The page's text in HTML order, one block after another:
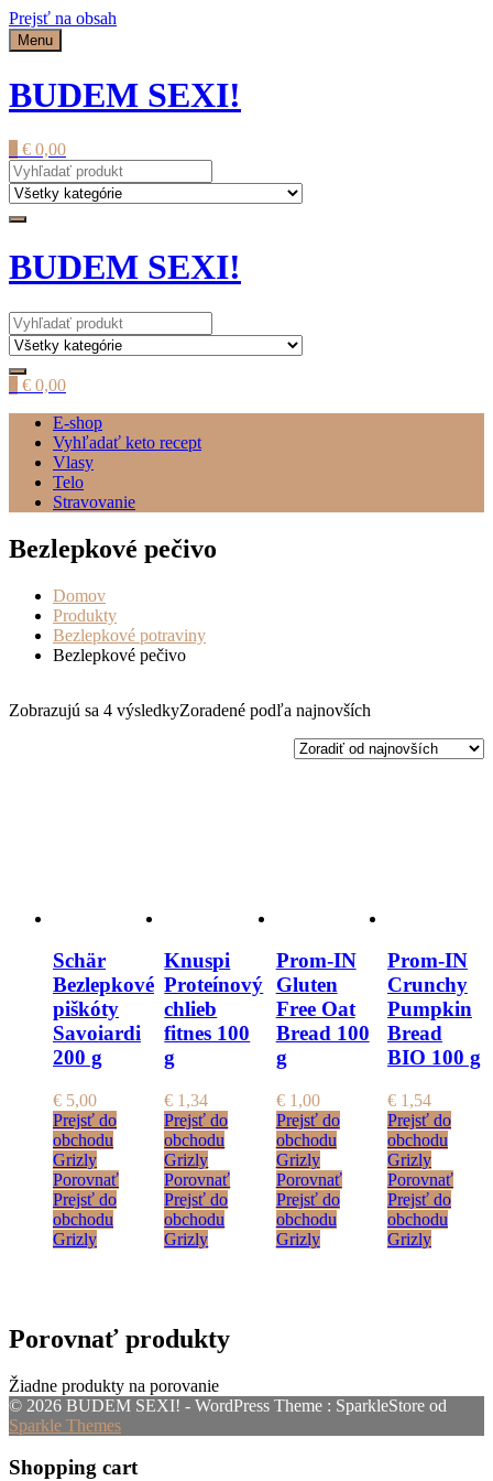
Prejsť na obsah
Menu
BUDEM SEXI!
€ 0,00
BUDEM SEXI!
€ 0,00
E-shop
Vyhľadať keto recept
Vlasy
Telo
Stravovanie
Bezlepkové pečivo
Domov
Produkty
Bezlepkové potraviny
Bezlepkové pečivo
Zobrazujú sa 4 výsledkyZoradené podľa najnovších
Schär
Bezlepkové
piškóty
Savoiardi
200 g
€ 5,00
Prejsť do
obchodu
Grizly
Porovnať
Prejsť do
obchodu
Grizly
Knuspi
Proteínový
chlieb
fitnes 100
g
€ 1,34
Prejsť do
obchodu
Grizly
Porovnať
Prejsť do
obchodu
Grizly
Prom-IN
Gluten
Free Oat
Bread 100
g
€1,00
Prejsť do
obchodu
Grizly
Porovnať
Prejsť do
obchodu
Grizly
Prom-IN
Crunchy
Pumpkin
Bread
BIO 100 g
€1,54
Prejsť do
obchodu
Grizly
Porovnať
Prejsť do
obchodu
Grizly
Porovnať produkty
Žiadne produkty na porovanie
© 2026 BUDEM SEXI! - WordPress Theme : SparkleStore od
Sparkle Themes
Shopping cart